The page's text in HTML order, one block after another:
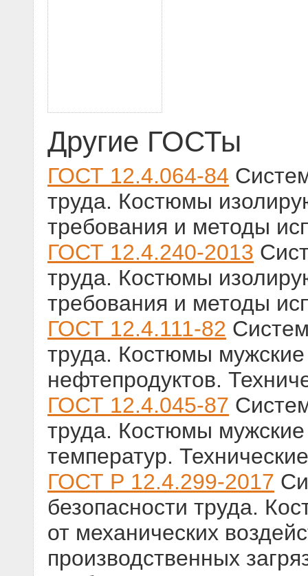
Другие ГОСТы
ГОСТ 12.4.064-84
труда. Костюмы
требования и методы
ГОСТ 12.4.240-2013
труда. Костюмы
требования и методы
ГОСТ 12.4.111-82
труда. Костюмы
нефтепродуктов.
ГОСТ 12.4.045-87
труда. Костюмы
температур.
ГОСТ Р 12.4.299-2017
безопасности труда.
от механических
производственных